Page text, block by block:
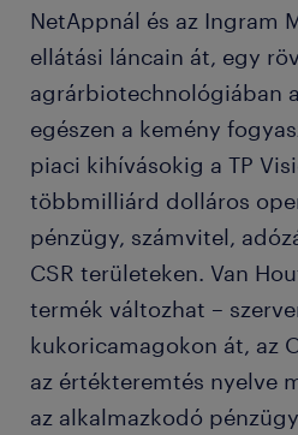
NetAppnál és az Ingram
ellátási láncain át, egy
agrárbiotechnológiában
egészen a kemény
piaci kihívásokig a TP
többmilliárd dolláros
pénzügy, számvitel,
CSR területeken. Van
termék változhat –
kukoricamagokon át, az
az értékteremtés nyelve
az alkalmazkodó